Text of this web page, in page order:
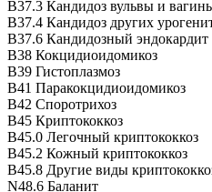
B37.3 Кандидоз вульвы и
B37.4 Кандидоз других
B37.6 Кандидозный
B38 Кокцидиоидомикоз
B39 Гистоплазмоз
B41 Паракокцидиоидомикоз
B42 Споротрихоз
B45 Криптококкоз
B45.0 Легочный криптококкоз
B45.2 Кожный криптококкоз
B45.8 Другие виды
N48.6 Баланит